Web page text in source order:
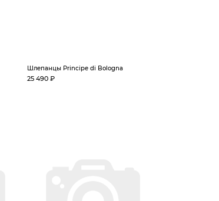
Шлепанцы Principe di Bologna
25 490 ₽